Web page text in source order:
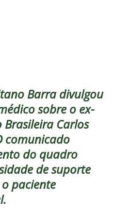
Barra divulgou
sobre o ex-
Brasileira Carlos
comunicado
do quadro
de suporte
paciente